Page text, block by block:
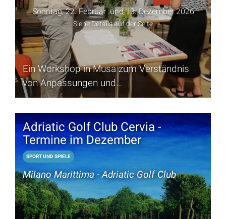
Sonntag, 22. Februar und 13. Dezember 2026
Siehe Details auf der Seite
Ein Workshop in Musa zum Verständnis
von Anpassungen und
Überlebensstrategien in einer Umgebung
wie der Salzwiese
Adriatic Golf Club Cervia -
Termine im Dezember
SPORT UND SPIELE
Milano Marittima - Adriatic Golf Club